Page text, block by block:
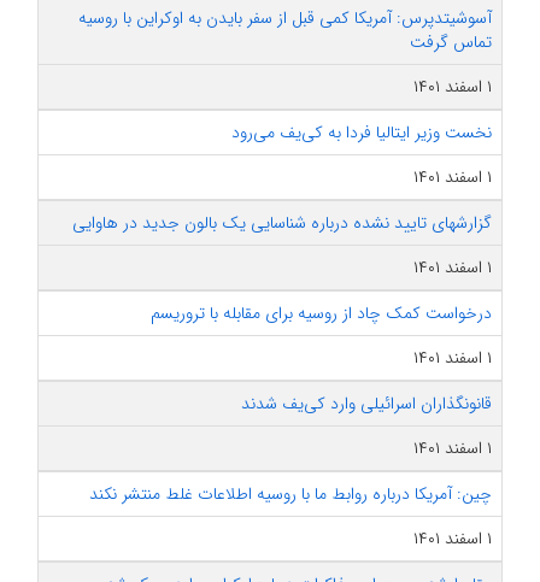
آسوشیتدپرس: آمریکا کمی قبل از سفر بایدن به اوکراین با روسیه
تماس گرفت
۱ اسفند ۱۴۰۱
نخست وزیر ایتالیا فردا به کی‌یف می‌رود
۱ اسفند ۱۴۰۱
گزارشهای تایید نشده درباره شناسایی یک بالون جدید در هاوایی
۱ اسفند ۱۴۰۱
درخواست کمک چاد از روسیه برای مقابله با تروریسم
۱ اسفند ۱۴۰۱
قانونگذاران اسرائیلی وارد کی‌یف شدند
۱ اسفند ۱۴۰۱
چین: آمریکا درباره روابط ما با روسیه اطلاعات غلط منتشر نکند
۱ اسفند ۱۴۰۱